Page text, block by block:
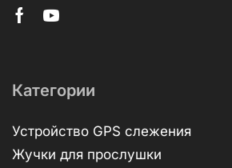
Категории
Устройство GPS слежения
Жучки для прослушки